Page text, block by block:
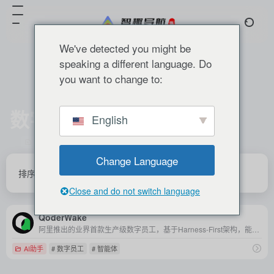
数字员工
排序 发布 更新 浏览 点赞
QoderWake
AI助手 # 数字员工 # 智能体
We've detected you might be
speaking a different language. Do
you want to change to:
English
Change Language
Close and do not switch language